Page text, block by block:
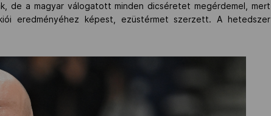
de a magyar válogatott minden dicséretet megérdemel, mert
eredményéhez képest, ezüstérmet szerzett. A hetedszer